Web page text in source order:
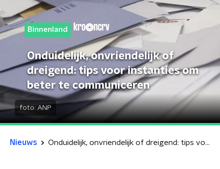
Binnenland
Onduidelijk, onvriendelijk of
dreigend: tips voor instanties om
beter te communiceren
foto: ANP
Nieuws Onduidelijk, onvriendelijk of dreigend: tips voor instanties om beter te communiceren